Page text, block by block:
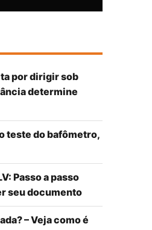
por dirigir sob
determine
teste do bafômetro,
Passo a passo
seu documento
– Veja como é